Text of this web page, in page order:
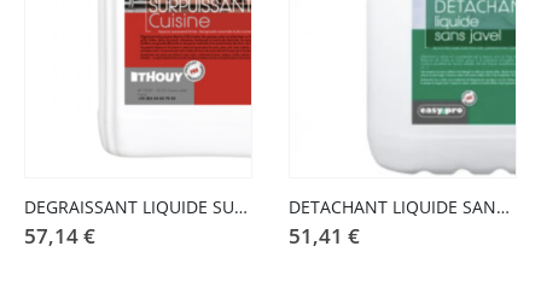
DEGRAISSANT LIQUIDE SURPUISSANT 5L
57,14€
DETACHANT LIQUIDE SANS JAVEL 5L ECOCERT
51,41 €